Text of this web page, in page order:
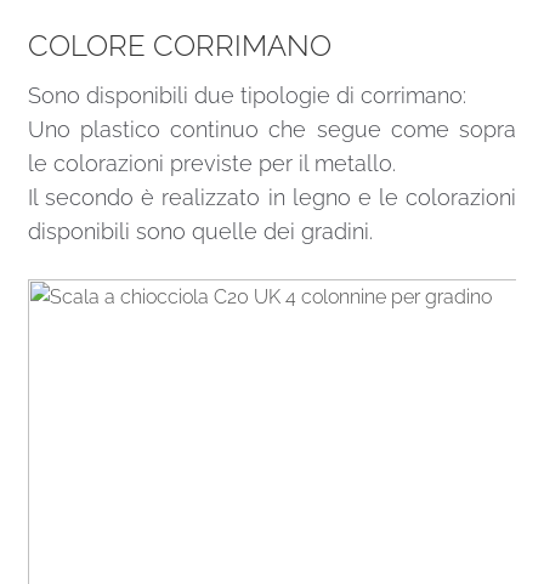
COLORE CORRIMANO
Sono disponibili due tipologie di corrimano:
Uno plastico continuo che segue come sopra
le colorazioni previste per il metallo.
Il secondo è realizzato in legno e le colorazioni
disponibili sono quelle dei gradini.